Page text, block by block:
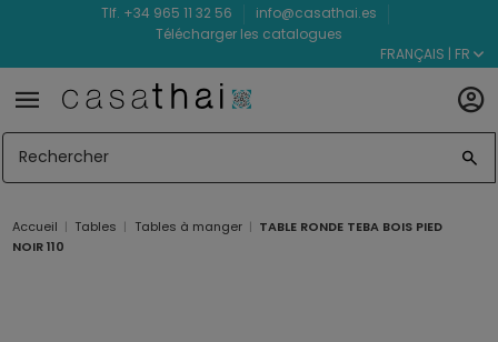
Tlf. +34 965 11 32 56
info@casathai.es
Télécharger les catalogues
FRANÇAIS | FR
Accueil Tables Tables à manger
TABLE RONDE TEBA BOIS PIED
NOIR 110